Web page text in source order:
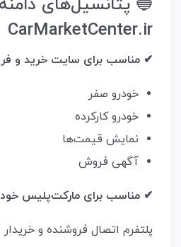
CarMarketCenter.ir
✔ مناسب برای سایت خرید و
خودرو صفر
خودرو کارکرده
نمایش قیمت‌ها
آگهی فروش
✔ مناسب برای مارکت‌پلیس
پلتفرم اتصال فروشنده و خریدار